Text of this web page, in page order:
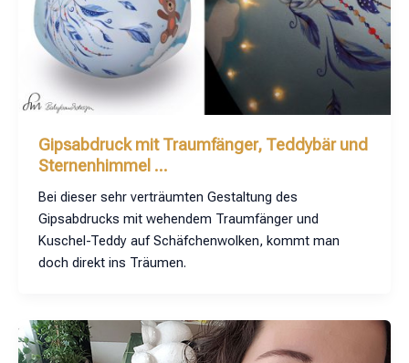
Gipsabdruck mit Traumfänger, Teddybär und
Sternenhimmel …
Bei dieser sehr verträumten Gestaltung des
Gipsabdrucks mit wehendem Traumfänger und
Kuschel-Teddy auf Schäfchenwolken, kommt man
doch direkt ins Träumen.